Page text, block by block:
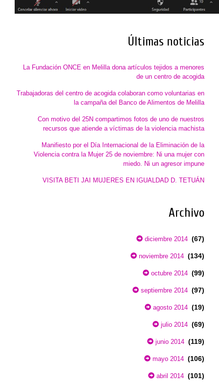
Últimas noticias
La Fundación ONCE en Melilla dona artículos tejidos a menores
de un centro de acogida
Trabajadoras del centro de acogida colaboran como voluntarias en
la campaña del Banco de Alimentos de Melilla
Con motivo del 25N compartimos fotos de uno de nuestros
recursos que atiende a víctimas de la violencia machista
Manifiesto por el Día Internacional de la Eliminación de la
Violencia contra la Mujer 25 de noviembre: Ni una mujer con
miedo. Ni un agresor impune
VISITA BETI JAI MUJERES EN IGUALDAD D. TETUÁN
Archivo
diciembre 2014 (67)
noviembre 2014 (134)
octubre 2014 (99)
septiembre 2014 (97)
agosto 2014 (19)
julio 2014 (69)
junio 2014 (119)
mayo 2014 (106)
abril 2014 (101)